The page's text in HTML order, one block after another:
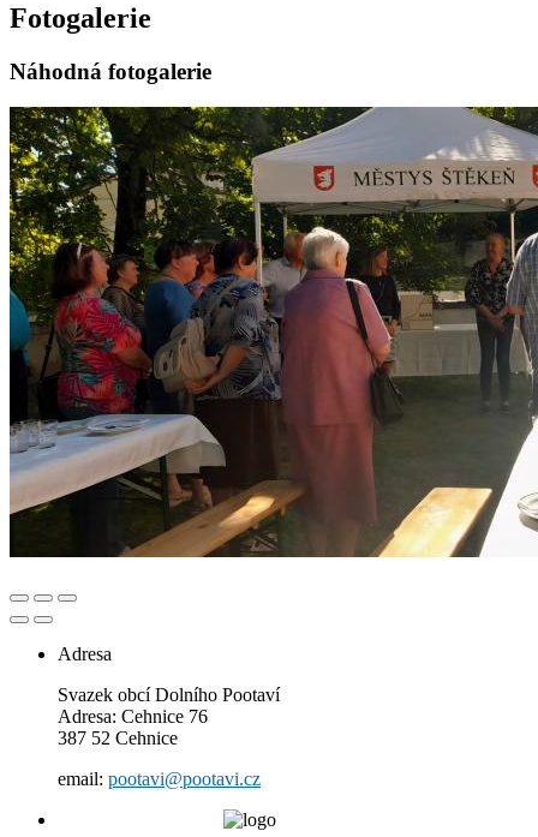
Fotogalerie
Náhodná fotogalerie
Adresa
Svazek obcí Dolního Pootaví
Adresa: Cehnice 76
387 52 Cehnice
email: pootavi@pootavi.cz